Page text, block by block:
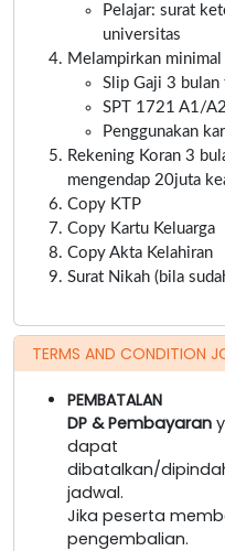
Pelajar: surat
universitas
Melampirkan
Slip Gaji 3 bulan
SPT 1721 A1/
Penggunakan
Rekening Koran 3
mengendap 20juta
Copy KTP
Copy Kartu Keluarga
Copy Akta Kelahiran
Surat Nikah (bila
TERMS AND CONDITION
PEMBATALAN
DP & Pembayaran
dapat
dibatalkan/
jadwal.
Jika peserta
pengembalian.